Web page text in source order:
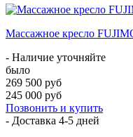
Массажное кресло
- Наличие уточняйте
было
269 500 руб
245 000 руб
Позвонить и купить
- Доставка 4-5 дней